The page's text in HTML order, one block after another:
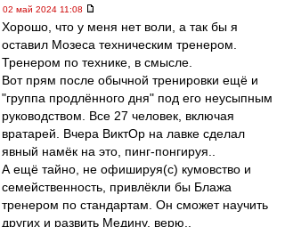
02 май 2024 11:08
Хорошо, что у меня нет воли, а так бы я
оставил Мозеса техническим тренером.
Тренером по технике, в смысле.
Вот прям после обычной тренировки ещё и
"группа продлённого дня" под его неусыпным
руководством. Все 27 человек, включая
вратарей. Вчера ВиктОр на лавке сделал
явный намёк на это, пинг-понгируя..
А ещё тайно, не офишируя(с) кумовство и
семейственность, привлёкли бы Блажа
тренером по стандартам. Он сможет научить
других и развить Медину, верю..